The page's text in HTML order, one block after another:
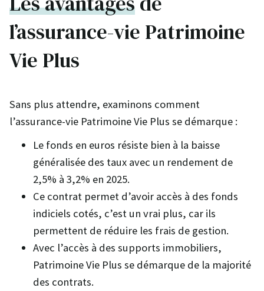
l’assurance-vie Patrimoine
Vie Plus
Sans plus attendre, examinons comment
l’assurance-vie Patrimoine Vie Plus se démarque :
Le fonds en euros résiste bien à la baisse
généralisée des taux avec un rendement de
2,5% à 3,2% en 2025.
Ce contrat permet d’avoir accès à des fonds
indiciels cotés, c’est un vrai plus, car ils
permettent de réduire les frais de gestion.
Avec l’accès à des supports immobiliers,
Patrimoine Vie Plus se démarque de la majorité
des contrats.